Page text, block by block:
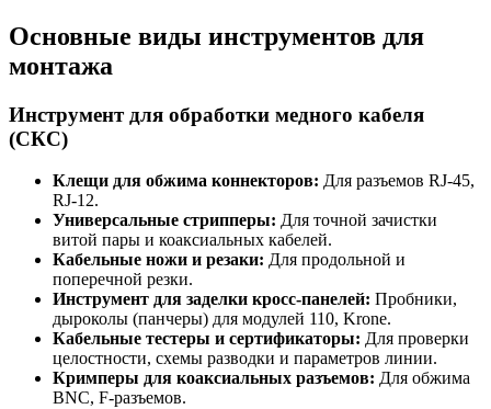
Основные виды инструментов для
монтажа
Инструмент для обработки медного кабеля
(СКС)
Клещи для обжима коннекторов: Для разъемов RJ-45,
RJ-12.
Универсальные стрипперы: Для точной зачистки
витой пары и коаксиальных кабелей.
Кабельные ножи и резаки: Для продольной и
поперечной резки.
Инструмент для заделки кросс-панелей: Пробники,
дыроколы (панчеры) для модулей 110, Krone.
Кабельные тестеры и сертификаторы: Для проверки
целостности, схемы разводки и параметров линии.
Кримперы для коаксиальных разъемов: Для обжима
BNC, F-разъемов.